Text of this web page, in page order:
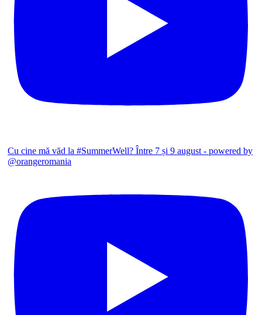
Cu cine mă văd la #SummerWell? Între 7 și 9 august - powered by
@orangeromania